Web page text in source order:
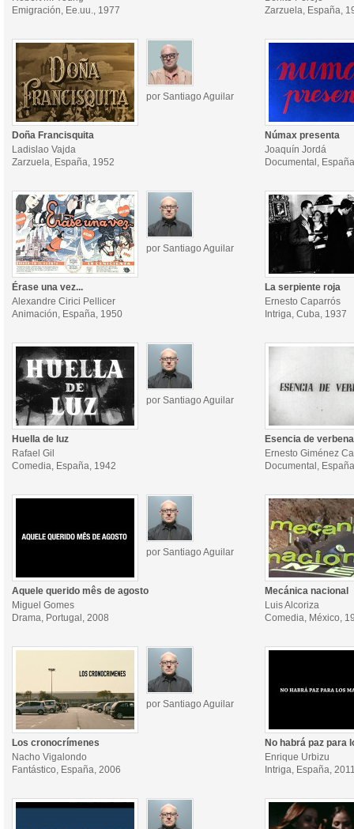
Emigración, Ee.uu., 1977
Zarzuela, España,
por Santiago Aguilar
Doña Francisquita
Ladislao Vajda
Zarzuela, España, 1952
Númax presenta
Joaquín Jordá
Documental,
por Santiago Aguilar
Érase una vez...
Alexandre Cirici Pellicer
Animación, España, 1950
La serpiente roja
Ernesto Caparrós
Intriga, Cuba, 1937
por Santiago Aguilar
Huella de luz
Rafael Gil
Comedia, España, 1942
Esencia de verbena
Ernesto Giménez
Documental,
por Santiago Aguilar
Aquele querido mês de agosto
Miguel Gomes
Drama, Portugal, 2008
Mecánica nacional
Luis Alcoriza
Comedia, México,
por Santiago Aguilar
Los cronocrímenes
Nacho Vigalondo
Fantástico, España, 2006
No habrá paz para
Enrique Urbizu
Intriga, España,